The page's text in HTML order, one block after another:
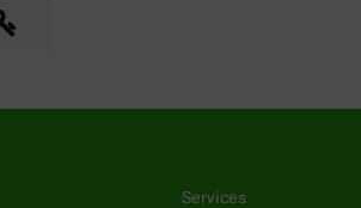
Services